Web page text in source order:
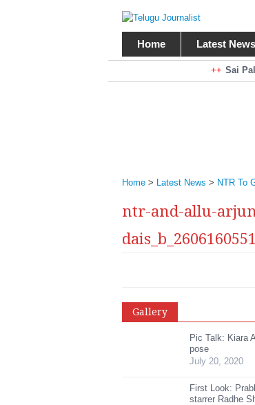
Home Latest News
Sai
Kiara
Home > Latest News > NTR To
ntr-and-allu-
dais_b_2606160551
Gallery
Pic Talk: Kiara
pose
July 20, 2020
First Look:
starrer Radhe